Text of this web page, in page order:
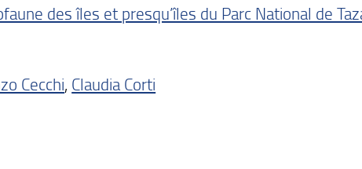
des îles et presqu’îles du Parc National de
Cecchi, Claudia Corti